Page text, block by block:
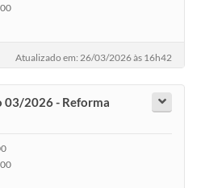
Atualizado em: 26/03/2026 às 16h42
03/2026 - Reforma